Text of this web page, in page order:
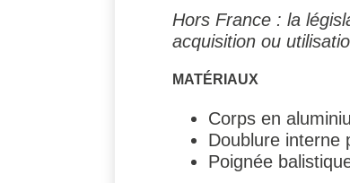
Hors France : la
acquisition ou
MATÉRIAUX
Corps en
Doublure interne
Poignée